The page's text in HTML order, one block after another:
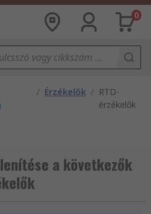
0
/ Érzékelők / RTD-
érzékelők
a következők